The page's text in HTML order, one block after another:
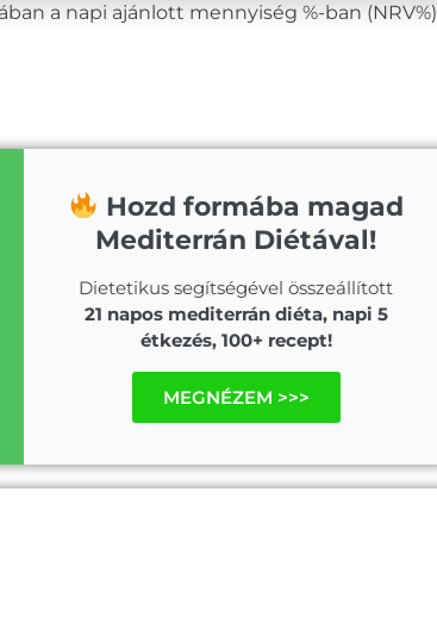
a napi ajánlott mennyiség %-ban (NRV%)
Hozd formába magad
Mediterrán Diétával!
Dietetikus segítségével összeállított
21 napos mediterrán diéta, napi 5
étkezés, 100+ recept!
MEGNÉZEM >>>